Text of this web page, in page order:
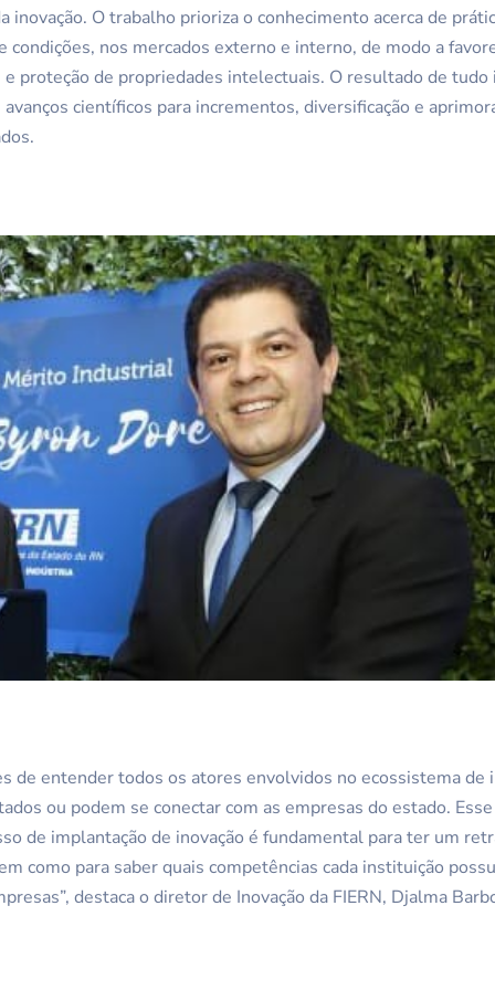
inovação. O trabalho prioriza o conhecimento acerca de
condições, nos mercados externo e interno, de modo a
proteção de propriedades intelectuais. O resultado de
avanços científicos para incrementos, diversificação e
de entender todos os atores envolvidos no ecossistema de
ou podem se conectar com as empresas do estado.
de implantação de inovação é fundamental para ter um
como para saber quais competências cada instituição
destaca o diretor de Inovação da FIERN, Djalma